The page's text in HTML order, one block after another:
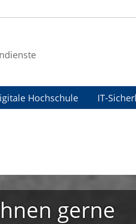
Hochschule IT-
gerne